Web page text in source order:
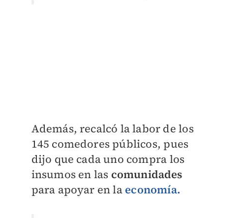
Además, recalcó la labor de los
145 comedores públicos, pues
dijo que cada uno compra los
insumos en las comunidades
para apoyar en laeconomía.